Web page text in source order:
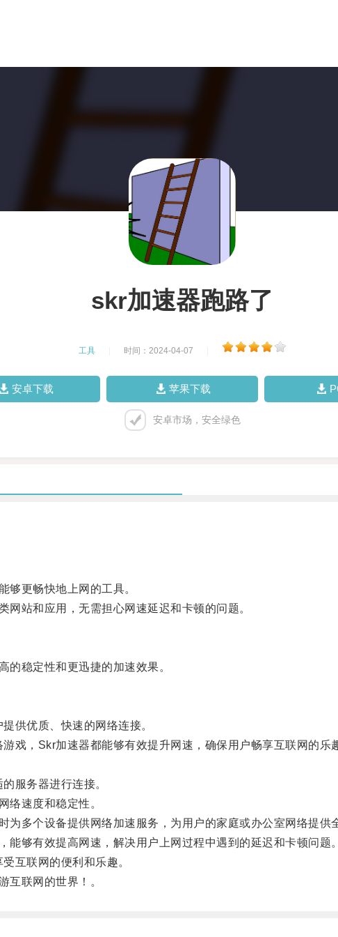
skr加速器跑路了
工具 时间：2024-04-07
安卓下载 苹果下载
安卓市场，安全绿色
更畅快地上网的工具。
站和应用，无需担心网速延迟和卡顿的问题。
稳定性和更迅捷的加速效果。
供优质、快速的网络连接。
，Skr加速器都能够有效提升网速，确保用户畅享互联网的乐
服务器进行连接。
速度和稳定性。
多个设备提供网络加速服务，为用户的家庭或办公室网络提供
够有效提高网速，解决用户上网过程中遇到的延迟和卡顿问题。
互联网的便利和乐趣。
联网的世界！。